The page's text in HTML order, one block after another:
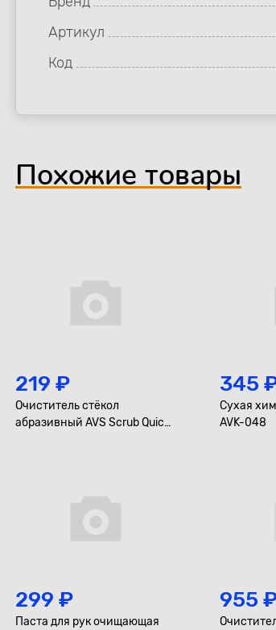
Артикул
Код
Похожие товары
219 ₽
Очиститель стёкол
абразивный AVS Scrub Quick
345
Сухая
AVK-048
299 ₽
Паста для рук очищающая
955